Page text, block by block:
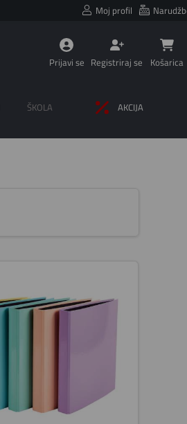
Moj profil
Prijavi se Registriraj se Košarica
ŠKOLA AKCIJA